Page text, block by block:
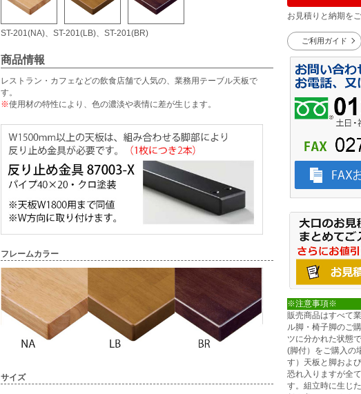
ST-201(NA)、ST-201(LB)、ST-201(BR)
商品情報
レストラン・カフェなどの飲食店舗で人気の、業務用テーブル天板で
す。
※使用材の特性により、色の濃淡や表情に差が生じます。
フレームカラー
サイズ
お見積りと納期を
ご利用ガイド
※注意事項※
販売商品はすべて
ル脚・椅子脚のご
ツに分かれた状態
(脚付）をご購入の
す）天板と脚およ
恐れ入りますが全
す。組立時に生じ